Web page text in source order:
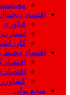
معیشت
اقتصاد
فناوری
کار،
اقتصاد
منابع پولی